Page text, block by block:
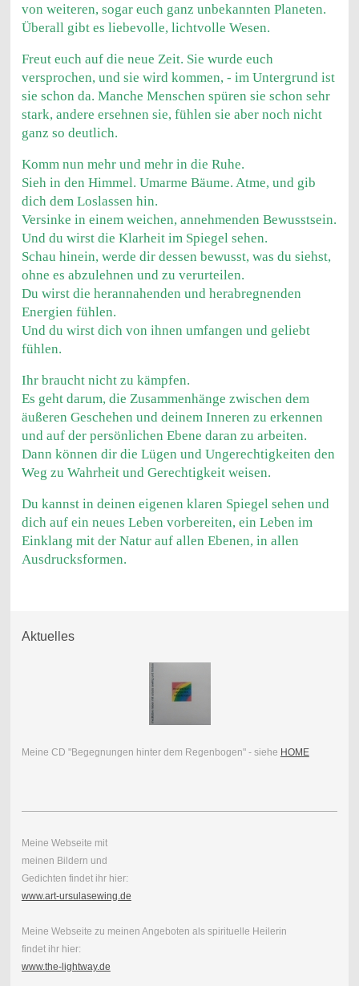
von weiteren, sogar euch ganz unbekannten Planeten.
Überall gibt es liebevolle, lichtvolle Wesen.
Freut euch auf die neue Zeit. Sie wurde euch
versprochen, und sie wird kommen, - im Untergrund ist
sie schon da. Manche Menschen spüren sie schon sehr
stark, andere ersehnen sie, fühlen sie aber noch nicht
ganz so deutlich.
Komm nun mehr und mehr in die Ruhe.
Sieh in den Himmel. Umarme Bäume. Atme, und gib
dich dem Loslassen hin.
Versinke in einem weichen, annehmenden Bewusstsein.
Und du wirst die Klarheit im Spiegel sehen.
Schau hinein, werde dir dessen bewusst, was du siehst,
ohne es abzulehnen und zu verurteilen.
Du wirst die herannahenden und herabregnenden
Energien fühlen.
Und du wirst dich von ihnen umfangen und geliebt
fühlen.
Ihr braucht nicht zu kämpfen.
Es geht darum, die Zusammenhänge zwischen dem
äußeren Geschehen und deinem Inneren zu erkennen
und auf der persönlichen Ebene daran zu arbeiten.
Dann können dir die Lügen und Ungerechtigkeiten den
Weg zu Wahrheit und Gerechtigkeit weisen.
Du kannst in deinen eigenen klaren Spiegel sehen und
dich auf ein neues Leben vorbereiten, ein Leben im
Einklang mit der Natur auf allen Ebenen, in allen
Ausdrucksformen.
Aktuelles
Meine CD "Begegnungen hinter dem Regenbogen" - siehe HOME
Meine Webseite mit
meinen Bildern und
Gedichten findet ihr hier:
www.art-ursulasewing.de
Meine Webseite zu meinen Angeboten als spirituelle Heilerin
findet ihr hier:
www.the-lightway.de